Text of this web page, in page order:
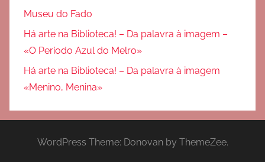
Museu do Fado
Há arte na Biblioteca! – Da palavra à imagem –
«O Período Azul do Melro»
Há arte na Biblioteca! – Da palavra à imagem
«Menino, Menina»
WordPress Theme: Donovan by ThemeZee.